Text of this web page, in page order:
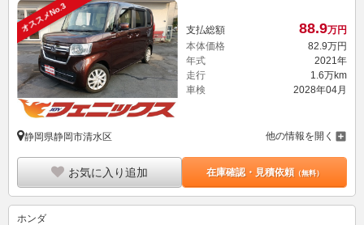
オススメNo.3 支払総額 88.9万円
本体価格
82.9万円
年式
2021年
走行
1.6万km
車検
2028年04月
静岡県静岡市清水区 他の情報を開く
お気に入り追加 在庫確認・見積依頼（無料）
ホンダ